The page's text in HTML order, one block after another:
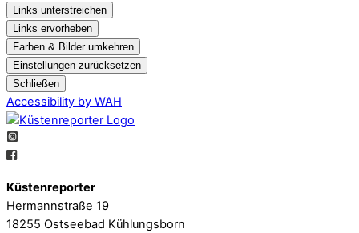
Links unterstreichen
Links ervorheben
Farben & Bilder umkehren
Einstellungen zurücksetzen
Schließen
Accessibility by WAH
Küstenreporter
Hermannstraße 19
18255 Ostseebad Kühlungsborn